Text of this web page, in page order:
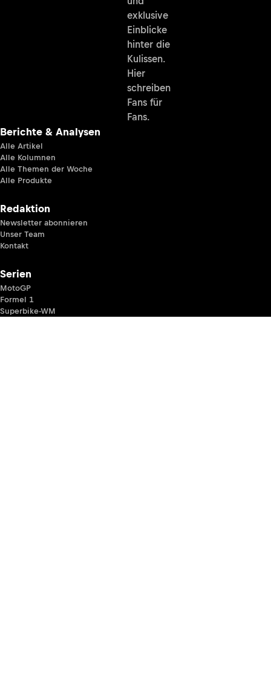
exklusive
Einblicke
hinter die
Kulissen.
Hier
schreiben
Fans für
Fans.
Berichte & Analysen
Alle Artikel
Alle Kolumnen
Alle Themen der Woche
Alle Produkte
Redaktion
Newsletter abonnieren
Unser Team
Kontakt
Serien
MotoGP
Formel 1
Superbike-WM